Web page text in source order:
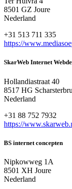
8501 GZ Joure
Nederland
+31 513 711 335
https://
SkarWeb Internet
Hollandiastraat 40
8517 HG
Nederland
+31 88 752 7932
https://
BS internet concepten
Nipkowweg 1A
8501 XH Joure
Nederland